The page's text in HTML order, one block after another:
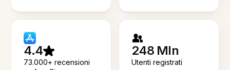
4.4
73.000+ recensioni
248 Mln
Utenti registrati